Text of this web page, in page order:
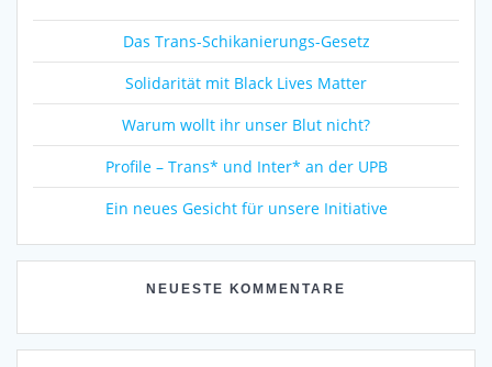
Das Trans-Schikanierungs-Gesetz
Solidarität mit Black Lives Matter
Warum wollt ihr unser Blut nicht?
Profile – Trans* und Inter* an der UPB
Ein neues Gesicht für unsere Initiative
NEUESTE KOMMENTARE